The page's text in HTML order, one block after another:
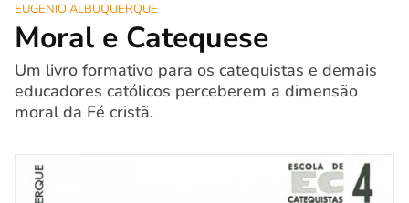
EUGENIO ALBUQUERQUE
Moral e Catequese
Um livro formativo para os catequistas e demais
educadores católicos perceberem a dimensão
moral da Fé cristã.